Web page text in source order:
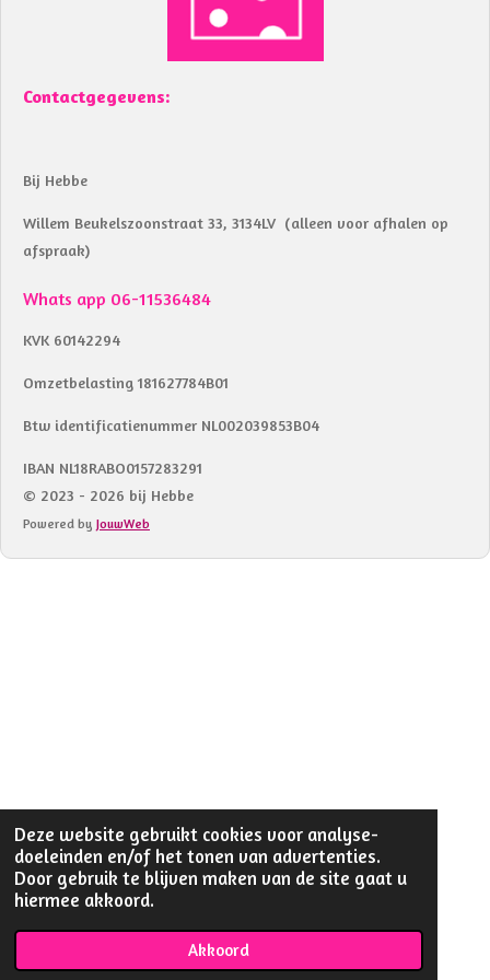
Deze website gebruikt cookies voor analyse-
doeleinden en/of het tonen van advertenties.
Door gebruik te blijven maken van de site gaat u
hiermee akkoord.
Akkoord
Contactgegevens:
Bij Hebbe
Willem Beukelszoonstraat 33, 3134LV (alleen voor afhalen op
afspraak)
Whats app 06-11536484
KVK 60142294
Omzetbelasting 181627784B01
Btw identificatienummer NL002039853B04
IBAN NL18RABO0157283291
© 2023 - 2026 bij Hebbe
Powered by JouwWeb